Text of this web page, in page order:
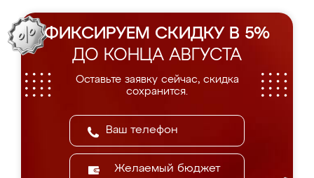
ФИКСИРУЕМ СКИДКУ В 5%
ДО КОНЦА АВГУСТА
Оставьте заявку сейчас, скидка
сохранится.
Желаемый бюджет